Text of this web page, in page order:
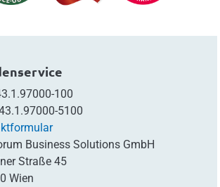
100
5100
Business Solutions GmbH
Straße 45
Wien